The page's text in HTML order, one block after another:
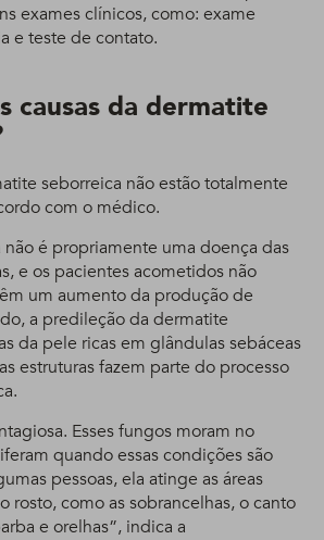
exames clínicos, como: exame
e teste de contato.
causas da dermatite
seborreica não estão totalmente
com o médico.
não é propriamente uma doença das
e os pacientes acometidos não
um aumento da produção de
a predileção da dermatite
da pele ricas em glândulas sebáceas
estruturas fazem parte do processo
Esses fungos moram no
quando essas condições são
pessoas, ela atinge as áreas
rosto, como as sobrancelhas, o canto
e orelhas”, indica a